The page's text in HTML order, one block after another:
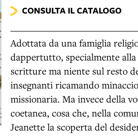
CONSULTA IL CATALOGO
Adottata da una famiglia
dappertutto, specialmente
scritture ma niente sul resto
insegnanti ricamando
missionaria. Ma invece della
coetanea, cosa che, nella
Jeanette la scoperta del